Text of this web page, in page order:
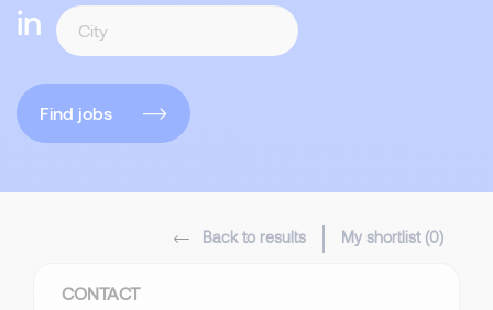
in
Find jobs
Back to results My shortlist (0)
CONTACT